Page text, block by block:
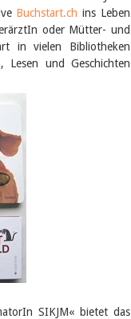
Buchstart.ch ins Leben
oder Mütter- und
in vielen Bibliotheken
und Geschichten
SIKJM« bietet das